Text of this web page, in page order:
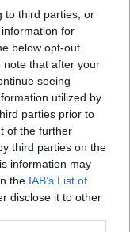
to third parties, or
for
below opt-out
note that after your
seeing
utilized by
parties prior to
of the further
third parties on the
information may
the IAB’s List of
disclose it to other
följa lag